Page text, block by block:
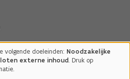
en Bos
volgende doeleinden: Noodzakelijke
externe inhoud. Druk op